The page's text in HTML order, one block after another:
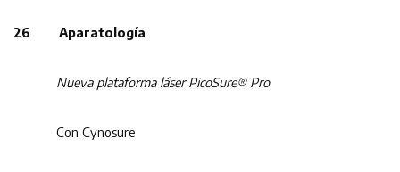
26 Aparatología
Nueva plataforma láser PicoSure® Pro
Con Cynosure